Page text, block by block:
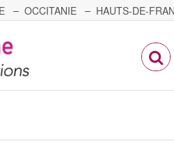
OCCITANIE HAUTS-DE-